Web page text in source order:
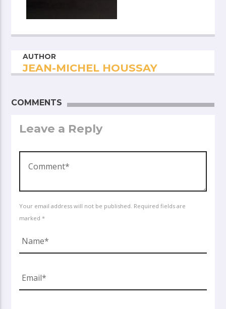
AUTHOR
JEAN-MICHEL HOUSSAY
COMMENTS
Leave a Reply
Your email address will not be published. Required fields are
marked *